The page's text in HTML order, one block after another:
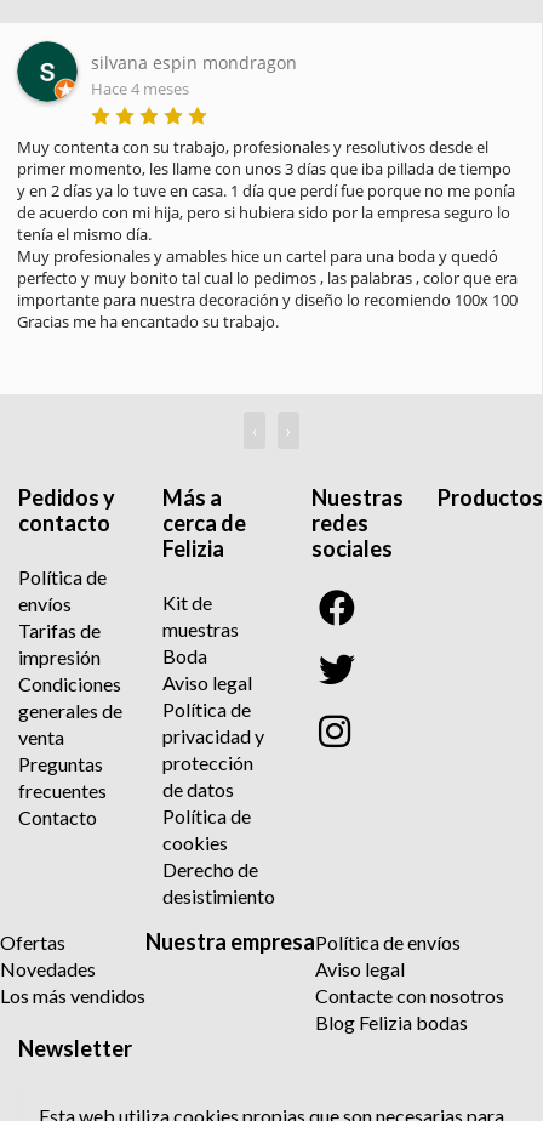
silvana espin mondragon
Hace 4 meses
Muy contenta con su trabajo, profesionales y resolutivos desde el
primer momento, les llame con unos 3 días que iba pillada de tiempo
y en 2 días ya lo tuve en casa. 1 día que perdí fue porque no me ponía
de acuerdo con mi hija, pero si hubiera sido por la empresa seguro lo
tenía el mismo día.
Muy profesionales y amables hice un cartel para una boda y quedó
perfecto y muy bonito tal cual lo pedimos , las palabras , color que era
importante para nuestra decoración y diseño lo recomiendo 100x 100
Gracias me ha encantado su trabajo.
‹ ›
Pedidos y
contacto
Política de
envíos
Tarifas de
impresión
Condiciones
generales de
venta
Preguntas
frecuentes
Contacto
Más a
cerca de
Felizia
Kit de
muestras
Boda
Aviso legal
Política de
privacidad y
protección
de datos
Política de
cookies
Derecho de
desistimiento
Nuestras
redes
sociales
Productos
Ofertas
Novedades
Los más vendidos
Nuestra empresaPolítica de envíos
Aviso legal
Contacte con nosotros
Blog Felizia bodas
Newsletter
Esta web utiliza cookies propias que son necesarias para